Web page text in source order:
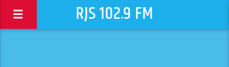
RJS 102.9 FM